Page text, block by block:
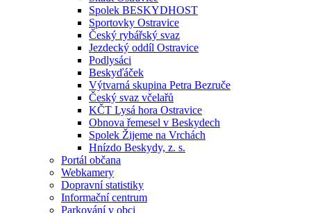
Spolek BESKYDHOST
Sportovky Ostravice
Český rybářský svaz
Jezdecký oddíl Ostravice
Podlysáci
Beskyďáček
Výtvarná skupina Petra Bezruče
Český svaz včelařů
KČT Lysá hora Ostravice
Obnova řemesel v Beskydech
Spolek Žijeme na Vrchách
Hnízdo Beskydy, z. s.
Portál občana
Webkamery
Dopravní statistiky
Informační centrum
Parkování v obci